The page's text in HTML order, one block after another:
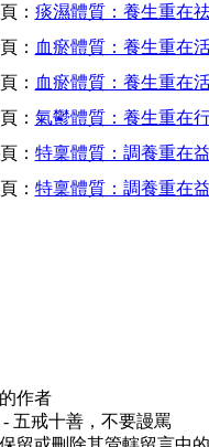
： 痰濕體質：養生重在
： 血瘀體質：養生重在
： 血瘀體質：養生重在
： 氣鬱體質：養生重在
： 特稟體質：調養重在
： 特稟體質：調養重在
作者
五戒十善，不要謾罵